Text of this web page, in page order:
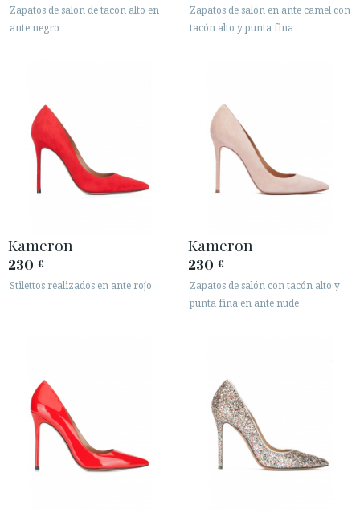
Zapatos de salón de tacón alto en
ante negro
Zapatos de salón en ante camel con
tacón alto y punta fina
Kameron
230 €
Stilettos realizados en ante rojo
Kameron
230 €
Zapatos de salón con tacón alto y
punta fina en ante nude